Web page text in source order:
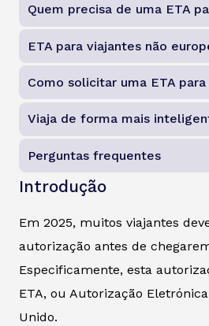
Quem precisa de uma ETA
ETA para viajantes não
Como solicitar uma ETA
Viaja de forma mais
Perguntas frequentes
Introdução
Em 2025, muitos viajantes
autorização antes de
Especificamente, esta
ETA, ou Autorização
Unido.